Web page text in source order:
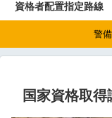
資格者配置指定路線
警
国家資格取